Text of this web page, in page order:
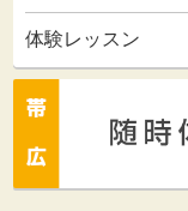
体験レッスン